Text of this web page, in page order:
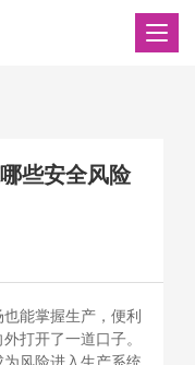
些安全风险
能掌握生产，便利
打开了一道口子。